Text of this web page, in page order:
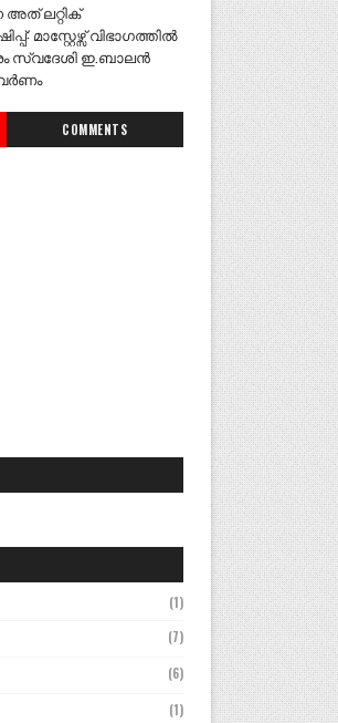
ലറ്റിക്
മാസ്റ്റേഴ്സ് വിഭാഗത്തിൽ
സ്വദേശി ഇ.ബാലൻ
COMMENTS
(1)
(7)
(6)
(1)